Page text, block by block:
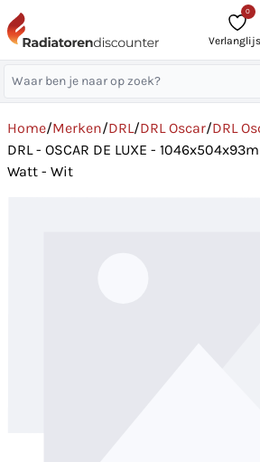
0
Home/Merken/DRL/DRL Oscar/DRL
DRL - OSCAR DE LUXE -
Watt - Wit